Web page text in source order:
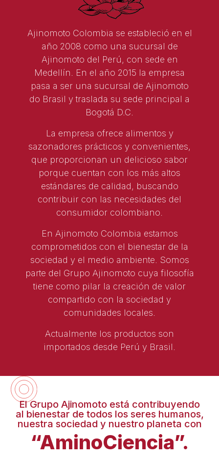
Ajinomoto Colombia se estableció en el
año 2008 como una sucursal de
Ajinomoto del Perú, con sede en
Medellín. En el año 2015 la empresa
pasa a ser una sucursal de Ajinomoto
do Brasil y traslada su sede principal a
Bogotá D.C.
La empresa ofrece alimentos y
sazonadores prácticos y convenientes,
que proporcionan un delicioso sabor
porque cuentan con los más altos
estándares de calidad, buscando
contribuir con las necesidades del
consumidor colombiano.
En Ajinomoto Colombia estamos
comprometidos con el bienestar de la
sociedad y el medio ambiente. Somos
parte del Grupo Ajinomoto cuya filosofía
tiene como pilar la creación de valor
compartido con la sociedad y
comunidades locales.
Actualmente los productos son
importados desde Perú y Brasil.
El Grupo Ajinomoto está contribuyendo
al bienestar de todos los seres humanos,
nuestra sociedad y nuestro planeta con
“AminoCiencia”.